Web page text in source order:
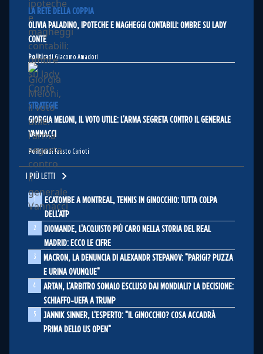
LA RETE DELLA COPPIA
OLIVIA PALADINO, IPOTECHE E MAGHEGGI CONTABILI: OMBRE SU LADY
CONTE
Politicadi Giacomo Amadori
STRATEGIE
GIORGIA MELONI, IL VOTO UTILE: L'ARMA SEGRETA CONTRO IL GENERALE
VANNACCI
Politicadi Fausto Carioti
I PIÙ LETTI
ECATOMBE A MONTREAL, TENNIS IN GINOCCHIO: TUTTA COLPA
DELL'ATP
2
DIOMANDE, L'ACQUISTO PIÙ CARO NELLA STORIA DEL REAL
MADRID: ECCO LE CIFRE
3
MACRON, LA DENUNCIA DI ALEXANDR STEPANOV: "PARIGI? PUZZA
E URINA OVUNQUE"
4
ARTAN, L'ARBITRO SOMALO ESCLUSO DAI MONDIALI? LA DECISIONE:
SCHIAFFO-UEFA A TRUMP
5
JANNIK SINNER, L'ESPERTO: "IL GINOCCHIO? COSA ACCADRÀ
PRIMA DELLO US OPEN"